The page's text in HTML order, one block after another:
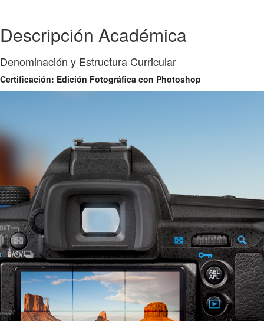
Descripción Académica
Denominación y Estructura Curricular
Certificación: Edición Fotográfica con Photoshop